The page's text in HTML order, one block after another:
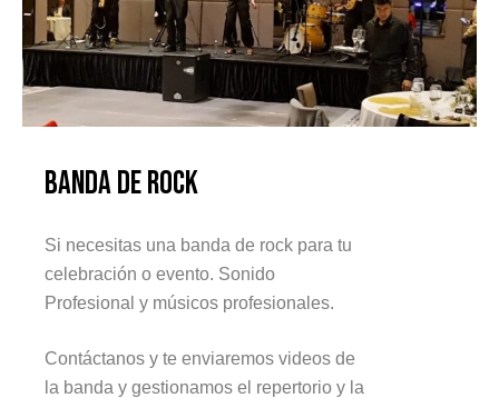
Banda de Rock
Si necesitas una banda de rock para tu
celebración o evento. Sonido
Profesional y músicos profesionales.
Contáctanos y te enviaremos videos de
la banda y gestionamos el repertorio y la